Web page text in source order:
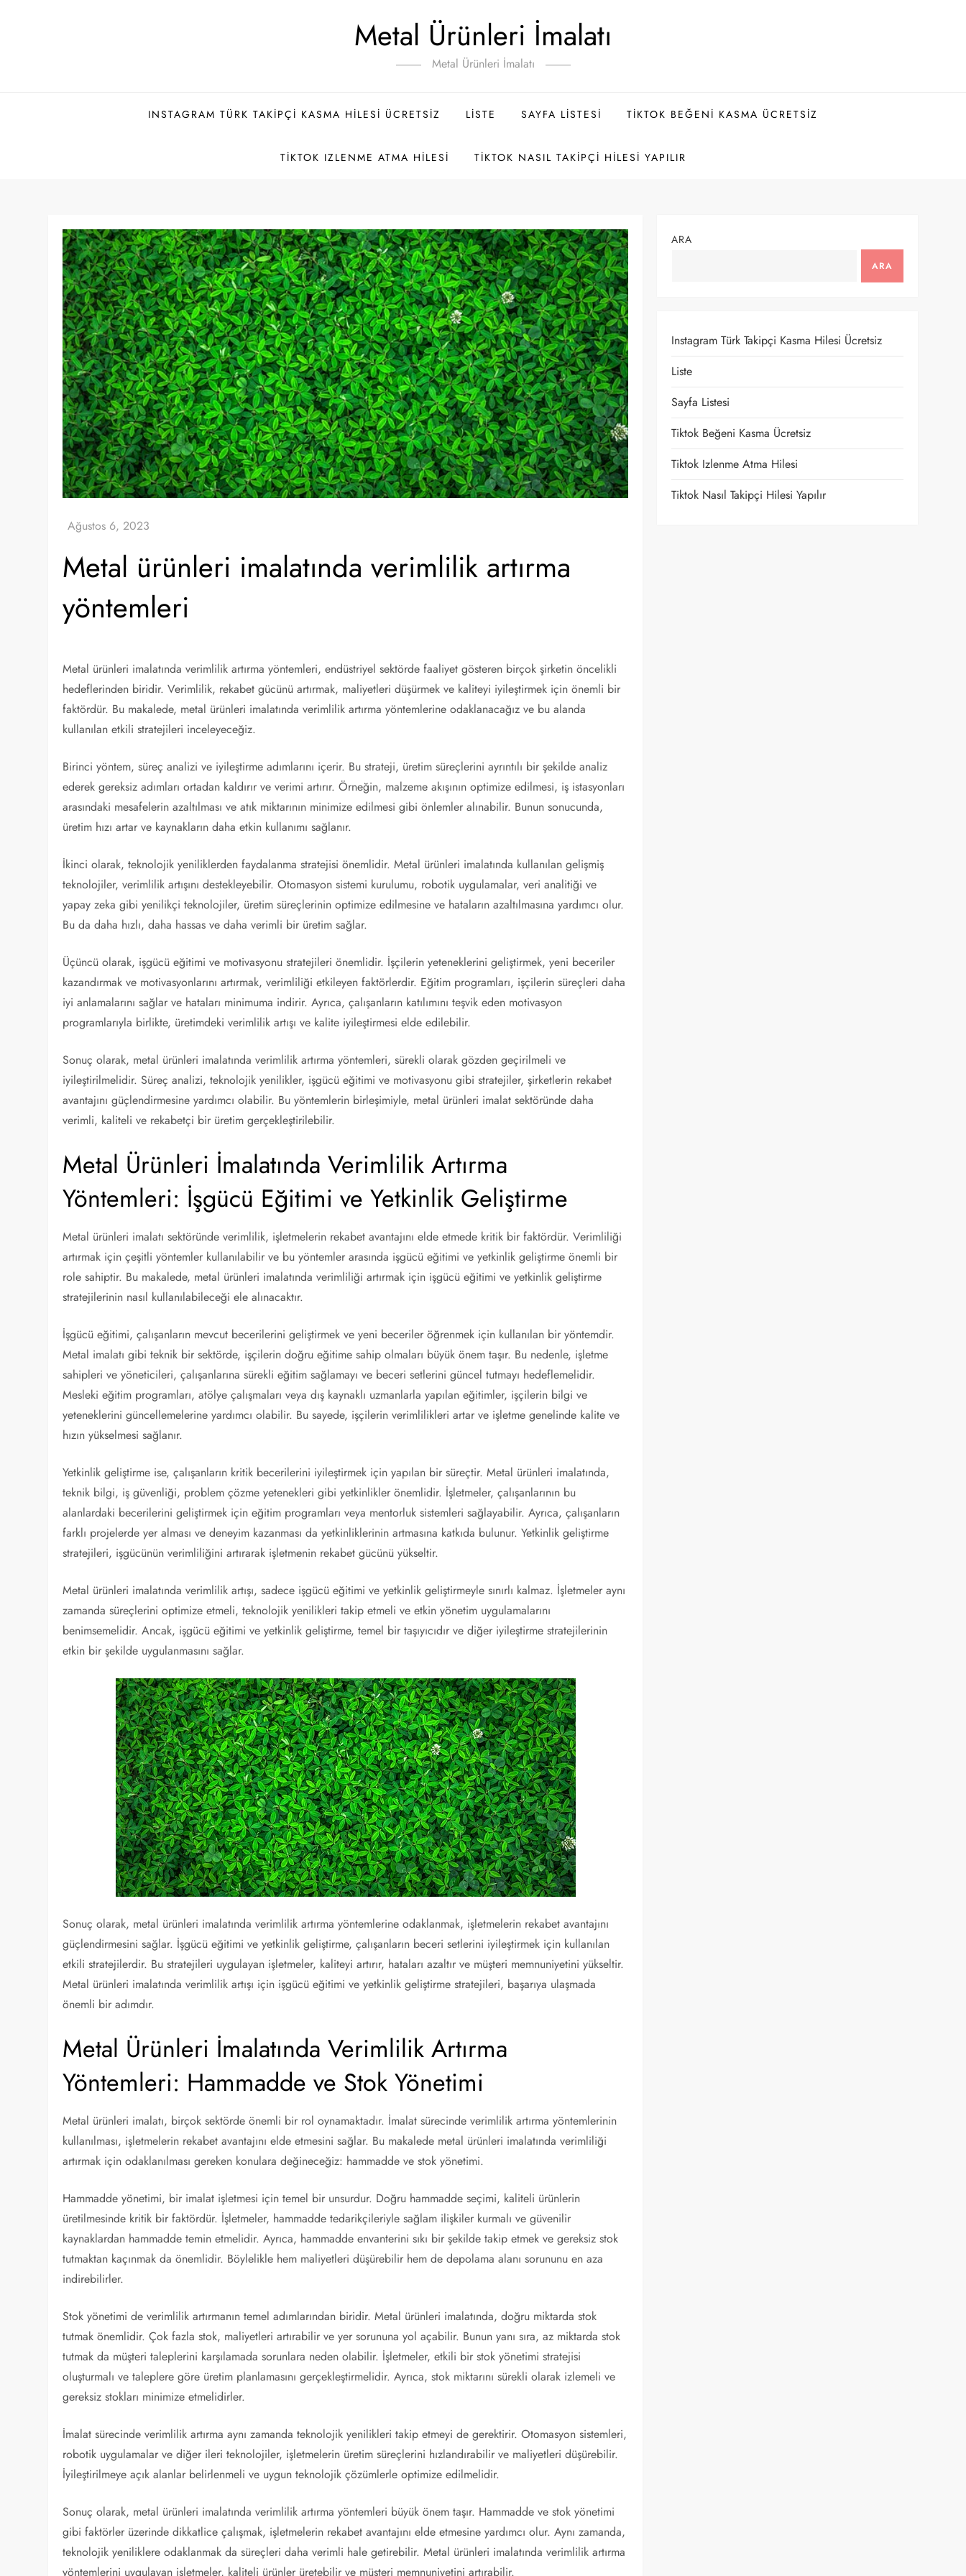
Metal Ürünleri İmalatı
Metal Ürünleri İmalatı
INSTAGRAM TÜRK TAKIPÇI KASMA HILESI ÜCRETSIZ LISTE SAYFA LISTESI TIKTOK BEĞENI KASMA ÜCRETSIZ
TIKTOK IZLENME ATMA HILESI TIKTOK NASIL TAKIPÇI HILESI YAPILIR
Metal ürünleri imalatında verimlilik artırma
yöntemleri
Metal ürünleri imalatında verimlilik artırma yöntemleri, endüstriyel sektörde faaliyet gösteren birçok şirketin öncelikli
hedeflerinden biridir. Verimlilik, rekabet gücünü artırmak, maliyetleri düşürmek ve kaliteyi iyileştirmek için önemli bir
faktördür. Bu makalede, metal ürünleri imalatında verimlilik artırma yöntemlerine odaklanacağız ve bu alanda
kullanılan etkili stratejileri inceleyeceğiz.
Birinci yöntem, süreç analizi ve iyileştirme adımlarını içerir. Bu strateji, üretim süreçlerini ayrıntılı bir şekilde analiz
ederek gereksiz adımları ortadan kaldırır ve verimi artırır. Örneğin, malzeme akışının optimize edilmesi, iş istasyonları
arasındaki mesafelerin azaltılması ve atık miktarının minimize edilmesi gibi önlemler alınabilir. Bunun sonucunda,
üretim hızı artar ve kaynakların daha etkin kullanımı sağlanır.
İkinci olarak, teknolojik yeniliklerden faydalanma stratejisi önemlidir. Metal ürünleri imalatında kullanılan gelişmiş
teknolojiler, verimlilik artışını destekleyebilir. Otomasyon sistemi kurulumu, robotik uygulamalar, veri analitiği ve
yapay zeka gibi yenilikçi teknolojiler, üretim süreçlerinin optimize edilmesine ve hataların azaltılmasına yardımcı olur.
Bu da daha hızlı, daha hassas ve daha verimli bir üretim sağlar.
Üçüncü olarak, işgücü eğitimi ve motivasyonu stratejileri önemlidir. İşçilerin yeteneklerini geliştirmek, yeni beceriler
kazandırmak ve motivasyonlarını artırmak, verimliliği etkileyen faktörlerdir. Eğitim programları, işçilerin süreçleri daha
iyi anlamalarını sağlar ve hataları minimuma indirir. Ayrıca, çalışanların katılımını teşvik eden motivasyon
programlarıyla birlikte, üretimdeki verimlilik artışı ve kalite iyileştirmesi elde edilebilir.
Sonuç olarak, metal ürünleri imalatında verimlilik artırma yöntemleri, sürekli olarak gözden geçirilmeli ve
iyileştirilmelidir. Süreç analizi, teknolojik yenilikler, işgücü eğitimi ve motivasyonu gibi stratejiler, şirketlerin rekabet
avantajını güçlendirmesine yardımcı olabilir. Bu yöntemlerin birleşimiyle, metal ürünleri imalat sektöründe daha
verimli, kaliteli ve rekabetçi bir üretim gerçekleştirilebilir.
Metal Ürünleri İmalatında Verimlilik Artırma
Yöntemleri: İşgücü Eğitimi ve Yetkinlik Geliştirme
Metal ürünleri imalatı sektöründe verimlilik, işletmelerin rekabet avantajını elde etmede kritik bir faktördür. Verimliliği
artırmak için çeşitli yöntemler kullanılabilir ve bu yöntemler arasında işgücü eğitimi ve yetkinlik geliştirme önemli bir
role sahiptir. Bu makalede, metal ürünleri imalatında verimliliği artırmak için işgücü eğitimi ve yetkinlik geliştirme
stratejilerinin nasıl kullanılabileceği ele alınacaktır.
İşgücü eğitimi, çalışanların mevcut becerilerini geliştirmek ve yeni beceriler öğrenmek için kullanılan bir yöntemdir.
Metal imalatı gibi teknik bir sektörde, işçilerin doğru eğitime sahip olmaları büyük önem taşır. Bu nedenle, işletme
sahipleri ve yöneticileri, çalışanlarına sürekli eğitim sağlamayı ve beceri setlerini güncel tutmayı hedeflemelidir.
Mesleki eğitim programları, atölye çalışmaları veya dış kaynaklı uzmanlarla yapılan eğitimler, işçilerin bilgi ve
yeteneklerini güncellemelerine yardımcı olabilir. Bu sayede, işçilerin verimlilikleri artar ve işletme genelinde kalite ve
hızın yükselmesi sağlanır.
Yetkinlik geliştirme ise, çalışanların kritik becerilerini iyileştirmek için yapılan bir süreçtir. Metal ürünleri imalatında,
teknik bilgi, iş güvenliği, problem çözme yetenekleri gibi yetkinlikler önemlidir. İşletmeler, çalışanlarının bu
alanlardaki becerilerini geliştirmek için eğitim programları veya mentorluk sistemleri sağlayabilir. Ayrıca, çalışanların
farklı projelerde yer alması ve deneyim kazanması da yetkinliklerinin artmasına katkıda bulunur. Yetkinlik geliştirme
stratejileri, işgücünün verimliliğini artırarak işletmenin rekabet gücünü yükseltir.
Metal ürünleri imalatında verimlilik artışı, sadece işgücü eğitimi ve yetkinlik geliştirmeyle sınırlı kalmaz. İşletmeler aynı
zamanda süreçlerini optimize etmeli, teknolojik yenilikleri takip etmeli ve etkin yönetim uygulamalarını
benimsemelidir. Ancak, işgücü eğitimi ve yetkinlik geliştirme, temel bir taşıyıcıdır ve diğer iyileştirme stratejilerinin
etkin bir şekilde uygulanmasını sağlar.
Sonuç olarak, metal ürünleri imalatında verimlilik artırma yöntemlerine odaklanmak, işletmelerin rekabet avantajını
güçlendirmesini sağlar. İşgücü eğitimi ve yetkinlik geliştirme, çalışanların beceri setlerini iyileştirmek için kullanılan
etkili stratejilerdir. Bu stratejileri uygulayan işletmeler, kaliteyi artırır, hataları azaltır ve müşteri memnuniyetini yükseltir.
Metal ürünleri imalatında verimlilik artışı için işgücü eğitimi ve yetkinlik geliştirme stratejileri, başarıya ulaşmada
önemli bir adımdır.
Metal Ürünleri İmalatında Verimlilik Artırma
Yöntemleri: Hammadde ve Stok Yönetimi
Metal ürünleri imalatı, birçok sektörde önemli bir rol oynamaktadır. İmalat sürecinde verimlilik artırma yöntemlerinin
kullanılması, işletmelerin rekabet avantajını elde etmesini sağlar. Bu makalede metal ürünleri imalatında verimliliği
artırmak için odaklanılması gereken konulara değineceğiz: hammadde ve stok yönetimi.
Hammadde yönetimi, bir imalat işletmesi için temel bir unsurdur. Doğru hammadde seçimi, kaliteli ürünlerin
üretilmesinde kritik bir faktördür. İşletmeler, hammadde tedarikçileriyle sağlam ilişkiler kurmalı ve güvenilir
kaynaklardan hammadde temin etmelidir. Ayrıca, hammadde envanterini sıkı bir şekilde takip etmek ve gereksiz stok
tutmaktan kaçınmak da önemlidir. Böylelikle hem maliyetleri düşürebilir hem de depolama alanı sorununu en aza
indirebilirler.
Stok yönetimi de verimlilik artırmanın temel adımlarından biridir. Metal ürünleri imalatında, doğru miktarda stok
tutmak önemlidir. Çok fazla stok, maliyetleri artırabilir ve yer sorununa yol açabilir. Bunun yanı sıra, az miktarda stok
tutmak da müşteri taleplerini karşılamada sorunlara neden olabilir. İşletmeler, etkili bir stok yönetimi stratejisi
oluşturmalı ve taleplere göre üretim planlamasını gerçekleştirmelidir. Ayrıca, stok miktarını sürekli olarak izlemeli ve
gereksiz stokları minimize etmelidirler.
İmalat sürecinde verimlilik artırma aynı zamanda teknolojik yenilikleri takip etmeyi de gerektirir. Otomasyon sistemleri,
robotik uygulamalar ve diğer ileri teknolojiler, işletmelerin üretim süreçlerini hızlandırabilir ve maliyetleri düşürebilir.
İyileştirilmeye açık alanlar belirlenmeli ve uygun teknolojik çözümlerle optimize edilmelidir.
Sonuç olarak, metal ürünleri imalatında verimlilik artırma yöntemleri büyük önem taşır. Hammadde ve stok yönetimi
gibi faktörler üzerinde dikkatlice çalışmak, işletmelerin rekabet avantajını elde etmesine yardımcı olur. Aynı zamanda,
teknolojik yeniliklere odaklanmak da süreçleri daha verimli hale getirebilir. Metal ürünleri imalatında verimlilik artırma
yöntemlerini uygulayan işletmeler, kaliteli ürünler üretebilir ve müşteri memnuniyetini artırabilir.
ARA
ARA
Instagram Türk Takipçi Kasma Hilesi Ücretsiz
Liste
Sayfa Listesi
Tiktok Beğeni Kasma Ücretsiz
Tiktok Izlenme Atma Hilesi
Tiktok Nasıl Takipçi Hilesi Yapılır